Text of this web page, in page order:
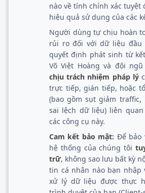
nào về tính chính xác tuyệt
hiệu quả sử dụng của các
Người dùng tự chịu hoàn
rủi ro đối với dữ liệu đầu
quyết định phát sinh từ
Võ Việt Hoàng và đội
chịu trách nhiệm pháp lý
trực tiếp, gián tiếp, hoặc
(bao gồm sụt giảm traffic,
sai lệch dữ liệu) liên
các công cụ này.
Cam kết bảo mật: Để bảo
hệ thống của chúng tôi
trữ, không sao lưu bất kỳ
tin cá nhân nào bạn nhập
xử lý dữ liệu được thực